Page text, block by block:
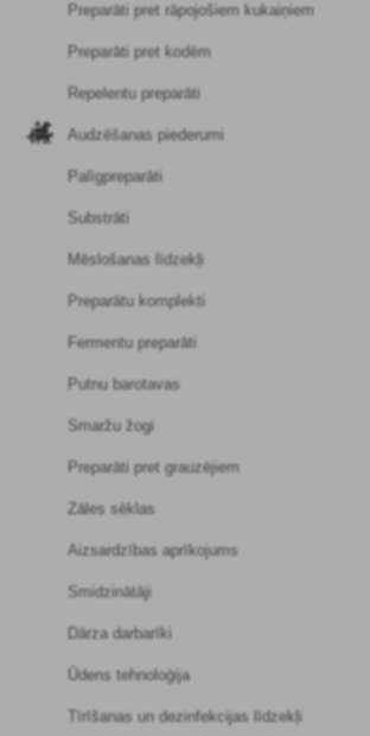
Preparāti pret rāpojošiem kukaiņiem
Preparāti pret kodēm
Repelentu preparāti
Audzēšanas piederumi
Palīgpreparāti
Substrāti
Mēslošanas līdzekļi
Preparātu komplekti
Fermentu preparāti
Putnu barotavas
Smaržu žogi
Preparāti pret grauzējiem
Zāles sēklas
Aizsardzības aprīkojums
Smidzinātāji
Dārza darbarīki
Ūdens tehnoloģija
Tīrīšanas un dezinfekcijas līdzekļi